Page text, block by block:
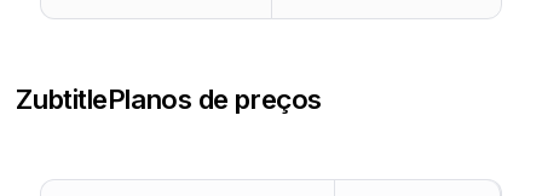
ZubtitlePlanos de preços